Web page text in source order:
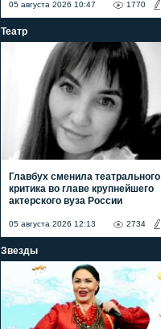
05 августа 2026 10:47 1770
Театр
Главбух сменила театрального
критика во главе крупнейшего
актерского вуза России
05 августа 2026 12:13 2734
Звезды